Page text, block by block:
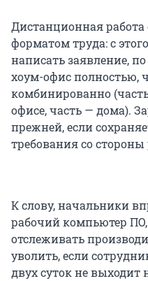
Дистанционная
форматом труда: с
написать заявление,
хоум-офис полностью,
комбинированно
офисе, часть — дома).
прежней, если
требования со стороны
К слову, начальники
рабочий компьютер
отслеживать
уволить, если
двух суток не выходит